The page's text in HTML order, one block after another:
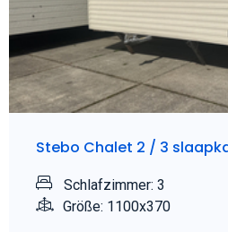
Stebo Chalet 2 / 3
Schlafzimmer: 3
Größe: 1100x370